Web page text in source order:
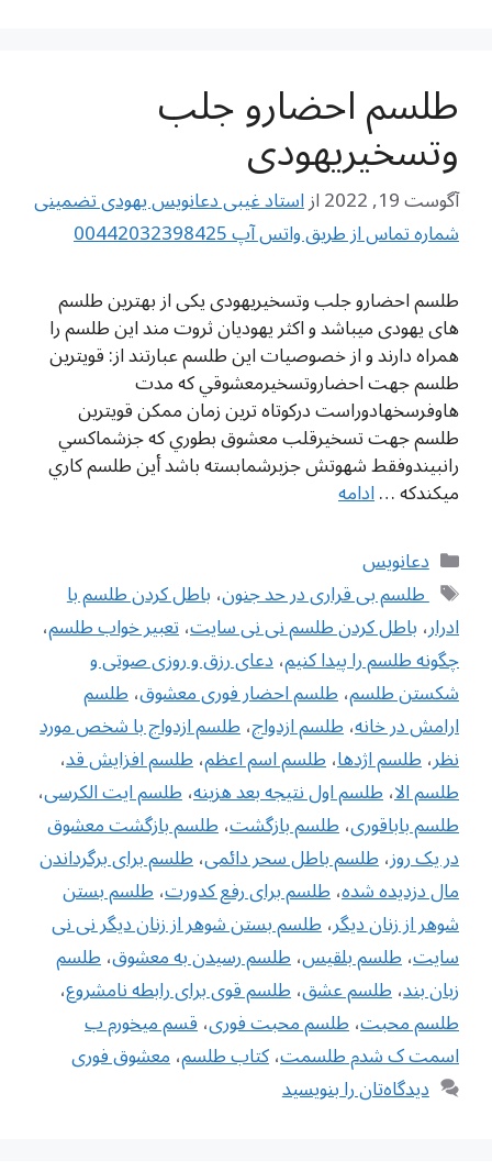
طلسم احضارو جلب
وتسخیریهودی
آگوست 19, 2022 ازاستاد غیبی دعانویس یهودی تضمینی
شماره تماس از طریق واتس آپ 00442032398425
طلسم احضارو جلب وتسخیریهودی یکی از بهترین طلسم
های یهودی میباشد و اکثر یهودیان ثروت مند این طلسم را
همراه دارند و از خصوصیات این طلسم عبارتند از: قويترين
طلسم جهت احضاروتسخيرمعشوقي كه مدت
هاوفرسخهادوراست دركوتاه ترين زمان ممكن قويترين
طلسم جهت تسخيرقلب معشوق بطوري كه جزشماكسي
رانبيندوفقط شهوتش جزبرشمابسته باشد أين طلسم كاري
ميكندكه …ادامه
دسته‌ها
دعانویس
برچسب‌ها
‌ طلسم بی قراری در حد جنون،باطل كردن طلسم با
ادرار،باطل كردن طلسم نی نی سایت،تعبیر خواب طلسم،
چگونه طلسم را پیدا کنیم،دعای رزق و روزی صوتی و
شکستن طلسم،طلسم احضار فوری معشوق،طلسم
ارامش در خانه،طلسم ازدواج،طلسم ازدواج با شخص مورد
نظر،طلسم اژدها،طلسم اسم اعظم،طلسم افزایش قد،
طلسم الا،طلسم اول نتیجه بعد هزینه،طلسم ایت الکرسی،
طلسم باباقوری،طلسم بازگشت،طلسم بازگشت معشوق
در یک روز،طلسم باطل سحر دائمی،طلسم برای برگرداندن
مال دزدیده شده،طلسم برای رفع کدورت،طلسم بستن
شوهر از زنان دیگر،طلسم بستن شوهر از زنان دیگر نی نی
سایت،طلسم بلقیس،طلسم رسیدن به معشوق،طلسم
زبان بند،طلسم عشق،طلسم قوی برای رابطه نامشروع،
طلسم محبت،طلسم محبت فوری،قسم میخورم ب
اسمت ک شدم طلسمت،کتاب طلسم،معشوق فوری
دیدگاه‌تان را بنویسید